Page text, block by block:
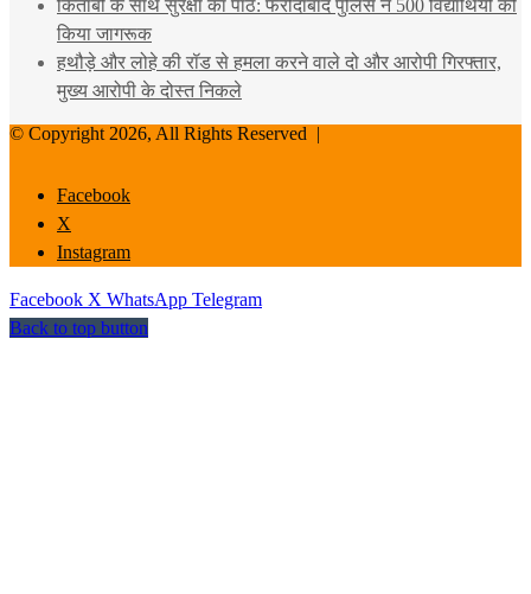
किताबों के साथ सुरक्षा का पाठ: फरीदाबाद पुलिस ने 500 विद्यार्थियों को
किया जागरूक
हथौड़े और लोहे की रॉड से हमला करने वाले दो और आरोपी गिरफ्तार,
मुख्य आरोपी के दोस्त निकले
© Copyright 2026, All Rights Reserved |
Facebook
X
Instagram
Facebook X WhatsApp Telegram
Back to top button